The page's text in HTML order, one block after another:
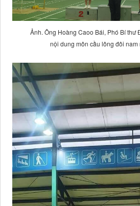
Ảnh. Ông Hoàng Caoo Bái, Phó Bí thư
nội dung môn cầu lông đôi nam